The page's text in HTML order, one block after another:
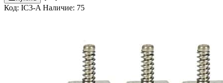
Код: IC3-A Наличие: 75